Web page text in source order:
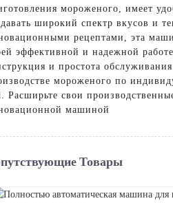
мороженого, имеет
широкий спектр вкусов и
рецептами, эта
эффективной и надежной
и простота
мороженого по
Расширьте свои
машиной
Товары